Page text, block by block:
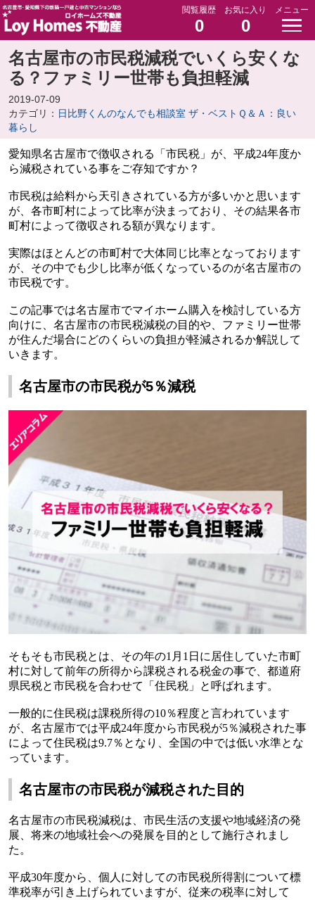
閲覧履歴
0
お気に入り
0
メニュー
名古屋市の市民税減税でいくら安くな
る？ファミリー世帯も負担軽減
2019-07-09
カテゴリ： 日比野くんのなんでも相談室 ザ・ベストＱ＆Ａ：良い
暮らし
愛知県名古屋市で徴収される「市民税」が、平成24年度か
ら減税されている事をご存知ですか？
市民税は給料から天引きされている方が多いかと思います
が、各市町村によって比率が決まっており、その結果各市
町村によって徴収される額が異なります。
実際はほとんどの市町村で大体同じ比率となっております
が、その中でも少し比率が低くなっているのが名古屋市の
市民税です。
この記事では名古屋市でマイホーム購入を検討している方
向けに、名古屋市の市民税減税の目的や、ファミリー世帯
が住んだ場合にどのくらいの負担が軽減されるか解説して
いきます。
名古屋市の市民税が5％減税
そもそも市民税とは、その年の1 月 1 日に居住していた市町
村に対して前年の所得から課税される税金の事で、都道府
県民税と市民税を合わせて「住民税」と呼ばれます。
一般的に住民税は課税所得の10％程度と言われています
が、名古屋市では平成24年度から市民税が5％減税された事
によって住民税は9.7％となり、全国の中では低い水準とな
っています。
名古屋市の市民税が減税された目的
名古屋市の市民税減税は、市民生活の支援や地域経済の発
展、将来の地域社会への発展を目的として施行されまし
た。
平成30年度から、個人に対しての市民税所得割について標
準税率が引き上げられていますが、従来の税率に対して